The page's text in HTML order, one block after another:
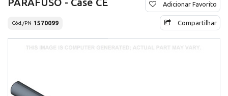
Cód./PN 1570099
Adicionar Favorito
Compartilhar